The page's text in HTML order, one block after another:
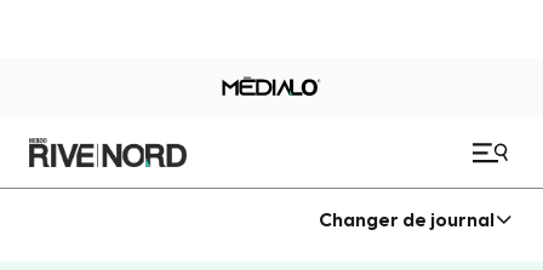
Changer de journal